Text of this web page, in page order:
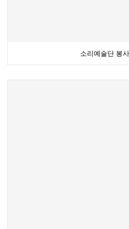
소리예술단 봉